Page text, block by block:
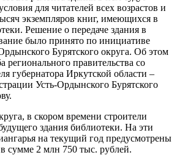
для читателей всех возрастов и
экземпляров книг, имеющихся в
Решение о передаче здания в
было принято по инициативе
Бурятского округа. Об этом
регионального правительства со
губернатора Иркутской области –
Усть-Ордынского Бурятского
в скором времени строители
здания библиотеки. На эти
на текущий год предусмотрены
сумме 2 млн 750 тыс. рублей.